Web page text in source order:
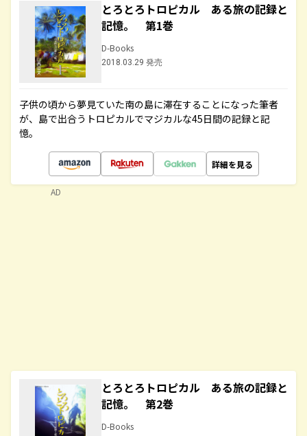
とろとろトロピカル ある旅の記録と
記憶。 第1巻
D-Books
2018.03.29 発売
子供の頃から夢見ていた南の島に滞在することになった筆者
が、島で出合うトロピカルでマジカルな45日間の記録と記
憶。
詳細を見る
とろとろトロピカル ある旅の記録と
記憶。 第2巻
D-Books
AD